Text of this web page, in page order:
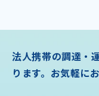
法人携帯の調達・
ります。お気軽に